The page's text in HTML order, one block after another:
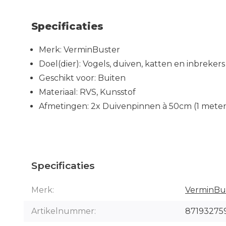
Specificaties
Merk: VerminBuster
Doel(dier): Vogels, duiven, katten en inbrekers
Geschikt voor: Buiten
Materiaal: RVS, Kunsstof
Afmetingen: 2x Duivenpinnen à 50cm (1
Specificaties
Merk:
Artikelnummer: